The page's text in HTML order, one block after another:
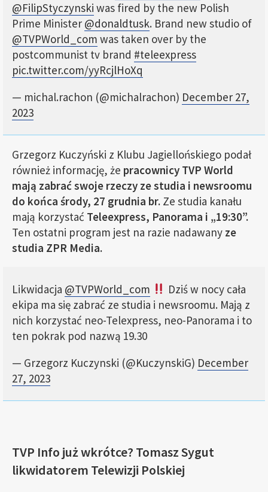
@FilipStyczynski was fired by the new Polish
Prime Minister @donaldtusk. Brand new studio of
@TVPWorld_com was taken over by the
postcommunist tv brand #teleexpress
pic.twitter.com/yyRcjlHoXq
— michal.rachon (@michalrachon) December 27,
2023
Grzegorz Kuczyński z Klubu Jagiellońskiego podał
również informację, że pracownicy TVP World
mają zabrać swoje rzeczy ze studia i newsroomu
do końca środy, 27 grudnia br. Ze studia kanału
mają korzystać Teleexpress, Panorama i „19:30”.
Ten ostatni program jest na razie nadawany ze
studia ZPR Media.
Likwidacja @TVPWorld_com
Dziś w nocy cała
ekipa ma się zabrać ze studia i newsroomu. Mają z
nich korzystać neo-Telexpress, neo-Panorama i to
ten pokrak pod nazwą 19.30
— Grzegorz Kuczynski (@KuczynskiG) December
27, 2023
TVP Info już wkrótce? Tomasz Sygut
likwidatorem Telewizji Polskiej